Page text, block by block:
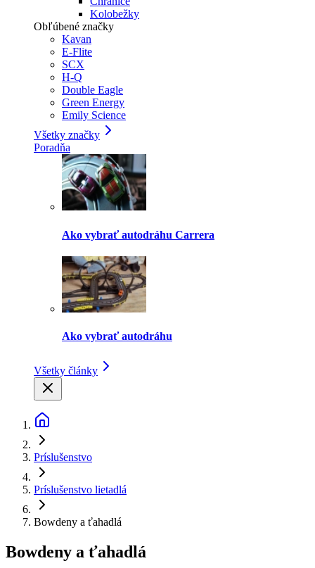
Kolobežky
Obľúbené značky
Kavan
E-Flite
SCX
H-Q
Double Eagle
Green Energy
Emily Science
Všetky značky
Poradňa
Ako vybrať autodráhu Carrera
Ako vybrať autodráhu
Všetky články
Príslušenstvo
Príslušenstvo lietadlá
Bowdeny a ťahadlá
Bowdeny a ťahadlá